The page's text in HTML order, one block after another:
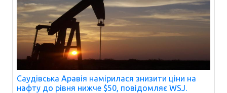
Саудівська Аравія намірилася знизити ціни на
нафту до рівня нижче $50, повідомляє WSJ.